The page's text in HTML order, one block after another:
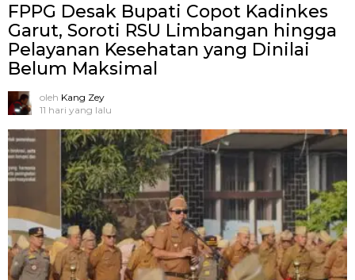
FPPG Desak Bupati Copot Kadinkes
Garut, Soroti RSU Limbangan hingga
Pelayanan Kesehatan yang Dinilai
Belum Maksimal
oleh Kang Zey
11 hari yang lalu